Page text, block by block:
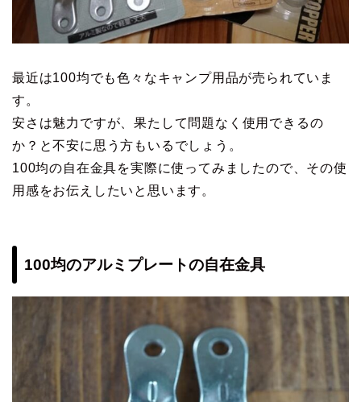
最近は100均でも色々なキャンプ用品が売られていま
す。
安さは魅力ですが、果たして問題なく使用できるの
か？と不安に思う方もいるでしょう。
100均の自在金具を実際に使ってみましたので、その使
用感をお伝えしたいと思います。
100均のアルミプレートの自在金具